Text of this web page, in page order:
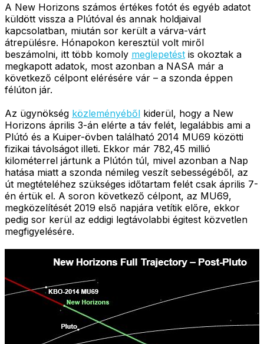
A New Horizons számos értékes fotót és egyéb adatot
küldött vissza a Plútóval és annak holdjaival
kapcsolatban, miután sor került a várva-várt
átrepülésre. Hónapokon keresztül volt miről
beszámolni, itt több komoly meglepetést is okoztak a
megkapott adatok, most azonban a NASA már a
következő célpont elérésére vár – a szonda éppen
félúton jár.
Az ügynökség közleményéből kiderül, hogy a New
Horizons április 3-án elérte a táv felét, legalábbis ami a
Plútó és a Kuiper-övben található 2014 MU69 közötti
fizikai távolságot illeti. Ekkor már 782,45 millió
kilométerrel jártunk a Plútón túl, mivel azonban a Nap
hatása miatt a szonda némileg veszít sebességéből, az
út megtételéhez szükséges időtartam felét csak április 7-
én értük el. A soron következő célpont, az MU69,
megközelítését 2019 első napjára vetítik előre, ekkor
pedig sor kerül az eddigi legtávolabbi égitest közvetlen
megfigyelésére.